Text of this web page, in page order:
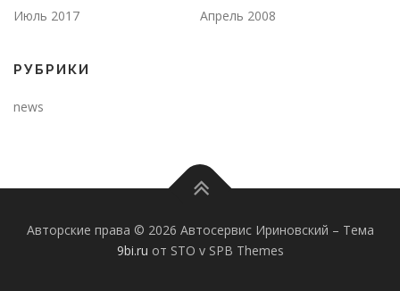
Июль 2017
Апрель 2008
РУБРИКИ
news
Авторские права © 2026 Автосервис Ириновский – Тема
9bi.ru от STO v SPB Themes